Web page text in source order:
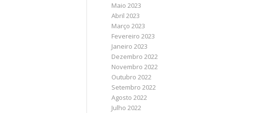
Maio 2023
Abril 2023
Março 2023
Fevereiro 2023
Janeiro 2023
Dezembro 2022
Novembro 2022
Outubro 2022
Setembro 2022
Agosto 2022
Julho 2022